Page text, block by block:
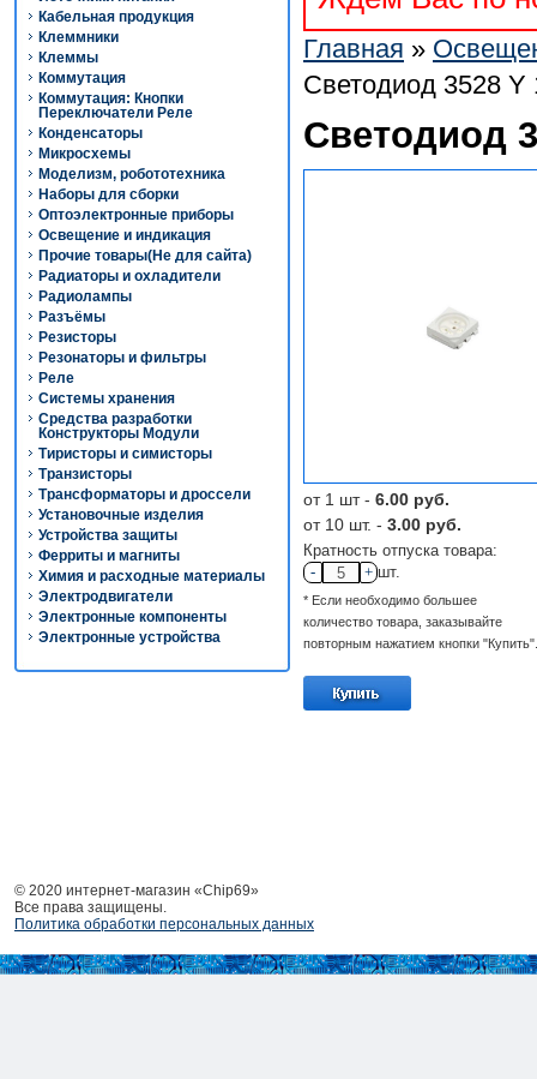
Кабельная продукция
Клеммники
Клеммы
Коммутация
Коммутация: Кнопки
Переключатели Реле
Конденсаторы
Микросхемы
Моделизм, робототехника
Наборы для сборки
Оптоэлектронные приборы
Освещение и индикация
Прочие товары(Не для сайта)
Радиаторы и охладители
Радиолампы
Разъёмы
Резисторы
Резонаторы и фильтры
Реле
Системы хранения
Средства разработки
Конструкторы Модули
Тиристоры и симисторы
Транзисторы
Трансформаторы и дроссели
Установочные изделия
Устройства защиты
Ферриты и магниты
Химия и расходные материалы
Электродвигатели
Электронные компоненты
Электронные устройства
Главная »
Светодиод 3528 Y
Светодиод
от 1 шт - 6.00 руб.
от 10 шт. - 3.00 руб.
Кратность отпуска товара:
-
+ шт.
* Если необходимо большее
количество товара, заказывайте
повторным нажатием кнопки "Купить".
© 2020 интернет-магазин «Chip69»
Все права защищены.
Политика обработки персональных данных